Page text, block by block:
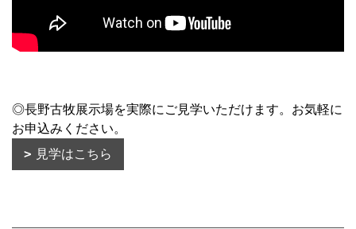
◎長野古牧展示場を実際にご見学いただけます。お気軽に
お申込みください。
見学はこちら